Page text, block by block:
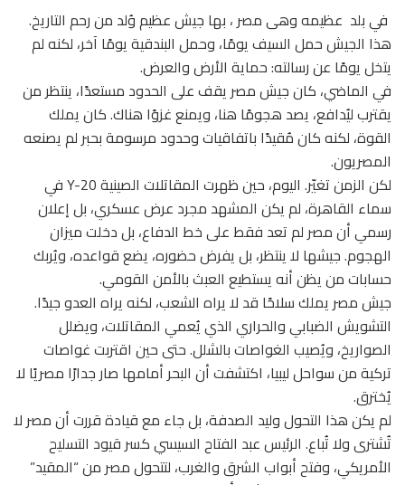
في بلد عظيمه وهى مصر ، بها جيش عظيم وُلد من رحم التاريخ.
هذا الجيش حمل السيف يومًا، وحمل البندقية يومًا آخر، لكنه لم
يتخل يومًا عن رسالته: حماية الأرض والعرض.
في الماضي، كان جيش مصر يقف على الحدود مستعدًا، ينتظر من
يقترب ليُدافع، يصد هجومًا هنا، ويمنع غزوًا هناك. كان يملك
القوة، لكنه كان مُقيدًا باتفاقيات وحدود مرسومة بحبر لم يصنعه
المصريون.
لكن الزمن تغيّر. اليوم، حين ظهرت المقاتلات الصينية Y-20 في
سماء القاهرة، لم يكن المشهد مجرد عرض عسكري، بل إعلان
رسمي أن مصر لم تعد فقط على خط الدفاع، بل دخلت ميزان
الهجوم. جيشها لا ينتظر، بل يفرض حضوره، يضع قواعده، ويُربك
حسابات من يظن أنه يستطيع العبث بالأمن القومي.
جيش مصر يملك سلاحًا قد لا يراه الشعب، لكنه يراه العدو جيدًا.
التشويش الضبابي والحراري الذي يُعمي المقاتلات، ويضلل
الصواريخ، ويُصيب الغواصات بالشلل. حتى حين اقتربت غواصات
تركية من سواحل ليبيا، اكتشفت أن البحر أمامها صار جدارًا مصريًا لا
يُخترق.
لم يكن هذا التحول وليد الصدفة، بل جاء مع قيادة قررت أن مصر لا
تُشترى ولا تُباع. الرئيس عبد الفتاح السيسي كسر قيود التسليح
الأمريكي، وفتح أبواب الشرق والغرب، لتتحول مصر من “المقيد”